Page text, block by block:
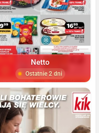
Netto
Ostatnie 2 dni